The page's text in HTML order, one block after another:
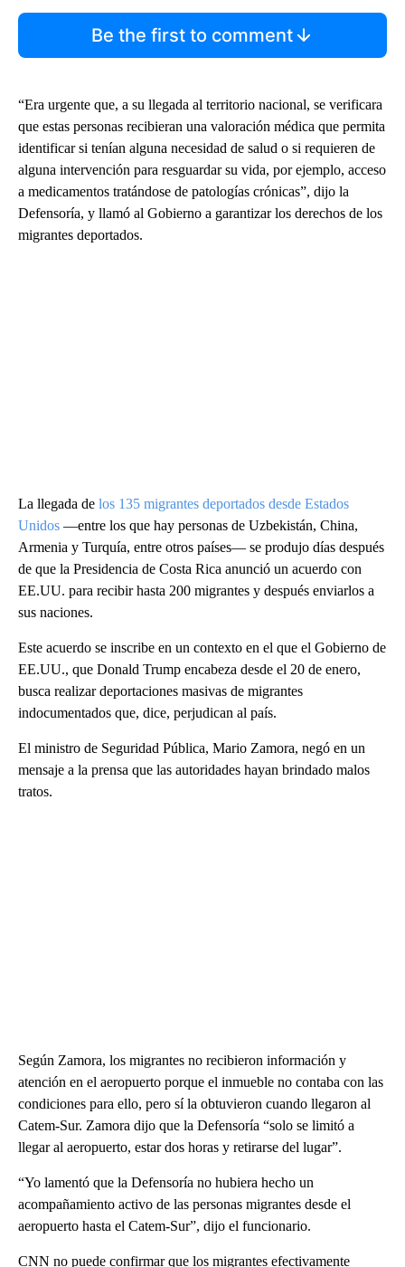
Be the first to comment
“Era urgente que, a su llegada al territorio nacional, se verificara
que estas personas recibieran una valoración médica que permita
identificar si tenían alguna necesidad de salud o si requieren de
alguna intervención para resguardar su vida, por ejemplo, acceso
a medicamentos tratándose de patologías crónicas”, dijo la
Defensoría, y llamó al Gobierno a garantizar los derechos de los
migrantes deportados.
La llegada de los 135 migrantes deportados desde Estados
Unidos —entre los que hay personas de Uzbekistán, China,
Armenia y Turquía, entre otros países— se produjo días después
de que la Presidencia de Costa Rica anunció un acuerdo con
EE.UU. para recibir hasta 200 migrantes y después enviarlos a
sus naciones.
Este acuerdo se inscribe en un contexto en el que el Gobierno de
EE.UU., que Donald Trump encabeza desde el 20 de enero,
busca realizar deportaciones masivas de migrantes
indocumentados que, dice, perjudican al país.
El ministro de Seguridad Pública, Mario Zamora, negó en un
mensaje a la prensa que las autoridades hayan brindado malos
tratos.
Según Zamora, los migrantes no recibieron información y
atención en el aeropuerto porque el inmueble no contaba con las
condiciones para ello, pero sí la obtuvieron cuando llegaron al
Catem-Sur. Zamora dijo que la Defensoría “solo se limitó a
llegar al aeropuerto, estar dos horas y retirarse del lugar”.
“Yo lamentó que la Defensoría no hubiera hecho un
acompañamiento activo de las personas migrantes desde el
aeropuerto hasta el Catem-Sur”, dijo el funcionario.
CNN no puede confirmar que los migrantes efectivamente